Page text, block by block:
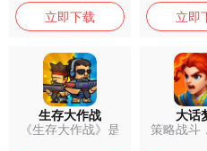
立即下载 立即
生存大作战
《生存大作战》是
大话
策略战斗